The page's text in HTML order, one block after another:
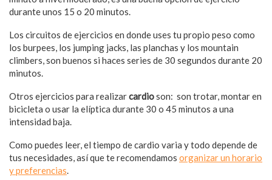
durante unos 15 o 20 minutos.
Los circuitos de ejercicios en donde uses tu propio peso como
los burpees, los jumping jacks, las planchas y los mountain
climbers, son buenos si haces series de 30 segundos durante 20
minutos.
Otros ejercicios para realizarcardioson: son trotar, montar en
bicicleta o usar la elíptica durante 30 o 45 minutos a una
intensidad baja.
Como puedes leer, el tiempo de cardio varia y todo depende de
tus necesidades, así que te recomendamos organizar un horario
y preferencias.